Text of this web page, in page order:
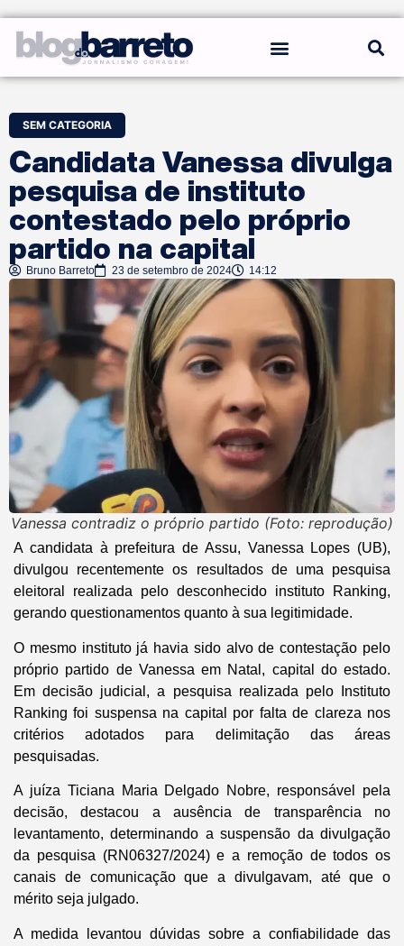
SEM CATEGORIA
Candidata Vanessa divulga
pesquisa de instituto
contestado pelo próprio
partido na capital
Bruno Barreto 23 de setembro de 2024 14:12
Vanessa contradiz o próprio partido (Foto: reprodução)
A candidata à prefeitura de Assu, Vanessa Lopes (UB),
divulgou recentemente os resultados de uma pesquisa
eleitoral realizada pelo desconhecido instituto Ranking,
gerando questionamentos quanto à sua legitimidade.
O mesmo instituto já havia sido alvo de contestação pelo
próprio partido de Vanessa em Natal, capital do estado.
Em decisão judicial, a pesquisa realizada pelo Instituto
Ranking foi suspensa na capital por falta de clareza nos
critérios adotados para delimitação das áreas
pesquisadas.
A juíza Ticiana Maria Delgado Nobre, responsável pela
decisão, destacou a ausência de transparência no
levantamento, determinando a suspensão da divulgação
da pesquisa (RN06327/2024) e a remoção de todos os
canais de comunicação que a divulgavam, até que o
mérito seja julgado.
A medida levantou dúvidas sobre a confiabilidade das